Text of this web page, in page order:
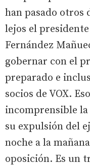
han pasado otros
lejos el
Fernández
gobernar con el
preparado e
socios de VOX.
incomprensible la
su expulsión del
noche a la
oposición. Es un